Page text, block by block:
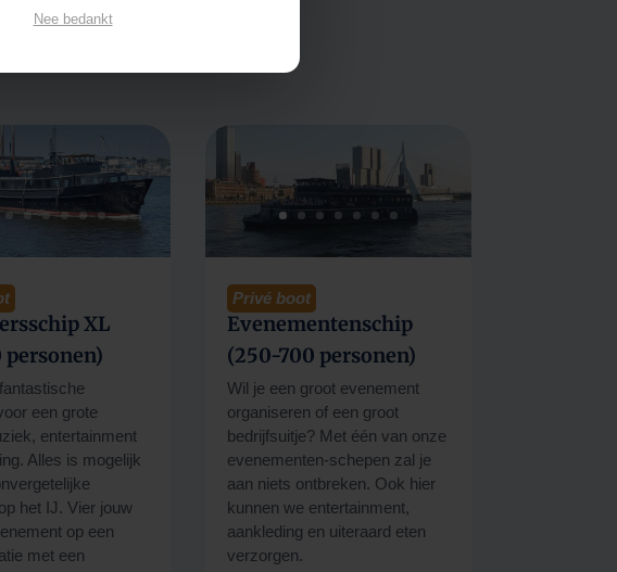
een geweldige ervaring op al
schipper en onbeperkt
en wij gebruiken geen
XL
personen)
een grote
entertainment
Alles is mogelijk
het IJ. Vier jouw
op een
met een
Privé boot
Evenementenschip
(250-700 personen)
Wil je een groot evenement
organiseren of een groot
bedrijfsuitje? Met één van onze
evenementen-schepen zal je
aan niets ontbreken. Ook hier
kunnen we entertainment,
aankleding en uiteraard eten
verzorgen.
Nee bedankt